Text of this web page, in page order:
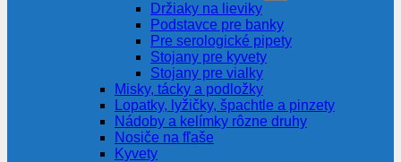
Držiaky na lieviky
Podstavce pre banky
Pre serologické pipety
Stojany pre kyvety
Stojany pre vialky
Misky, tácky a podložky
Lopatky, lyžičky, špachtle a pinzety
Nádoby a kelímky rôzne druhy
Nosiče na fľaše
Kyvety